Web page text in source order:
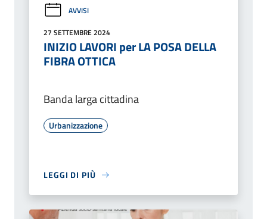
AVVISI
27 SETTEMBRE 2024
INIZIO LAVORI per LA POSA DELLA
FIBRA OTTICA
Banda larga cittadina
Urbanizzazione
LEGGI DI PIÙ